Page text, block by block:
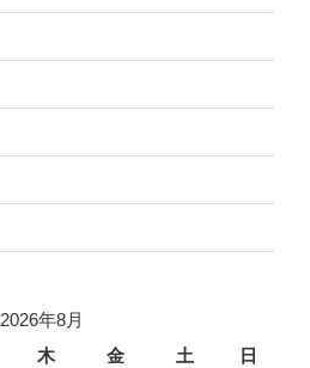
2026年8月
木 金 土 日